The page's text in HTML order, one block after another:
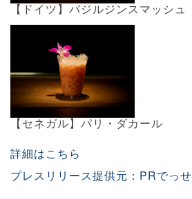
【ドイツ】バジルジンスマッシュ
【セネガル】パリ・ダカール
詳細はこちら
プレスリリース提供元：PRでっせ